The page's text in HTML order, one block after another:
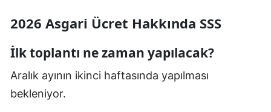
2026 Asgari Ücret Hakkında SSS
İlk toplantı ne zaman yapılacak?
Aralık ayının ikinci haftasında yapılması
bekleniyor.